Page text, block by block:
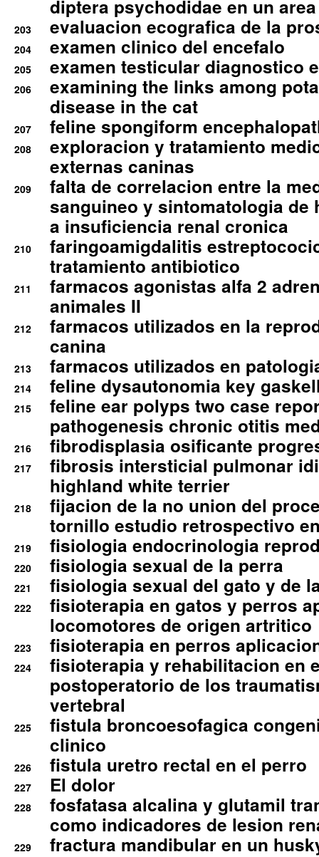
diptera psychodidae en un
203 evaluacion ecografica de la
204 examen clinico del encefalo
205 examen testicular diagnostico
206
examining the links among
disease in the cat
207 feline spongiform
208
exploracion y tratamiento
externas caninas
209
falta de correlacion entre la
sanguineo y sintomatologia de
a insuficiencia renal cronica
210
faringoamigdalitis
tratamiento antibiotico
211
farmacos agonistas alfa 2
animales II
212
farmacos utilizados en la
canina
213 farmacos utilizados en
214 feline dysautonomia key
215
feline ear polyps two case
pathogenesis chronic otitis
216 fibrodisplasia osificante
217
fibrosis intersticial pulmonar
highland white terrier
218
fijacion de la no union del
tornillo estudio retrospectivo
219 fisiologia endocrinologia
220 fisiologia sexual de la perra
221 fisiologia sexual del gato y de
222
fisioterapia en gatos y perros
locomotores de origen artritico
223 fisioterapia en perros
224
fisioterapia y rehabilitacion en
postoperatorio de los
vertebral
225
fistula broncoesofagica
clinico
226 fistula uretro rectal en el perro
227 El dolor
228
fosfatasa alcalina y glutamil
como indicadores de lesion
229
fractura mandibular en un